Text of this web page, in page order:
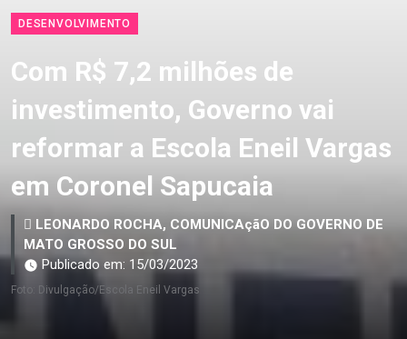
DESENVOLVIMENTO
Com R$ 7,2 milhões de
investimento, Governo vai
reformar a Escola Eneil Vargas
em Coronel Sapucaia
LEONARDO ROCHA, COMUNICAçãO DO GOVERNO DE
MATO GROSSO DO SUL
Publicado em: 15/03/2023
Foto: Divulgação/Escola Eneil Vargas